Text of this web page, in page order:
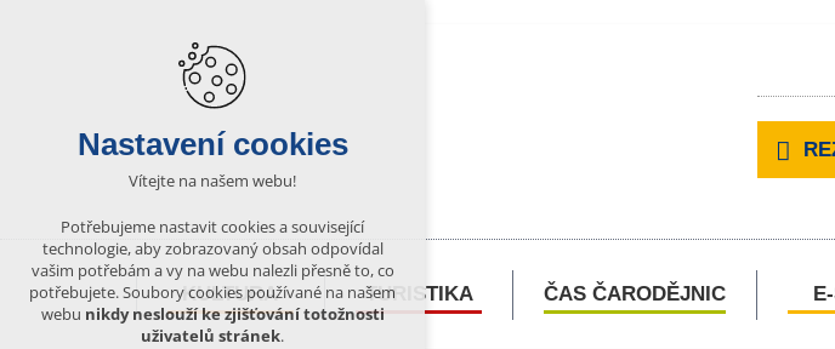
KULTURA TURISTIKA ČAS ČARODĚJNIC
Nastavení cookies
Vítejte na našem webu!
Potřebujeme nastavit cookies a související
technologie, aby zobrazovaný obsah odpovídal
vašim potřebám a vy na webu nalezli přesně to, co
potřebujete. Soubory cookies používané na našem
webu nikdy neslouží ke zjišťování totožnosti
uživatelů stránek.